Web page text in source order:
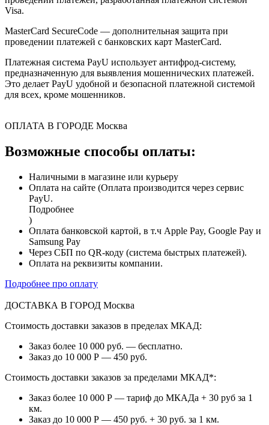
Visa.
MasterCard SecureCode — дополнительная защита при
проведении платежей с банковских карт MasterCard.
Платежная система PayU использует антифрод-систему,
предназначенную для выявления мошеннических платежей.
Это делает PayU удобной и безопасной платежной системой
для всех, кроме мошенников.
ОПЛАТА В ГОРОДЕ Москва
Возможные способы оплаты:
Наличными в магазине или курьеру
Оплата на сайте (Оплата производится через сервис
PayU.
Подробнее
)
Оплата банковской картой, в т.ч Apple Pay, Google Pay и
Samsung Pay
Через СБП по QR-коду (система быстрых платежей).
Оплата на реквизиты компании.
Подробнее про оплату
ДОСТАВКА В ГОРОД Москва
Стоимость доставки заказов в пределах МКАД:
Заказ более 10 000 руб. — бесплатно.
Заказ до 10 000 Р — 450 руб.
Стоимость доставки заказов за пределами МКАД*:
Заказ более 10 000 Р — тариф до МКАДа + 30 руб за 1
км.
Заказ до 10 000 Р — 450 руб. + 30 руб. за 1 км.